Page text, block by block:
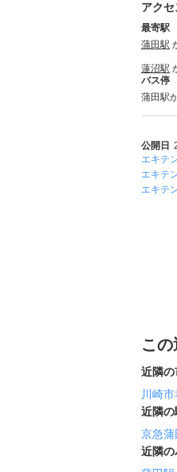
アクセ
最寄駅
蒲田駅
蓮沼駅
バス停
蒲田駅
公開日
エキテ
エキテ
エキテ
こ
近隣
川崎
近隣の
京急蒲
近隣